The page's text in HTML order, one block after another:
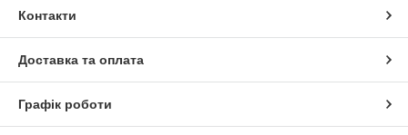
Контакти
Доставка та оплата
Графік роботи